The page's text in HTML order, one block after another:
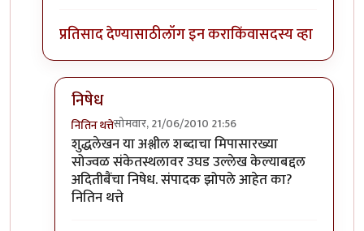
प्रतिसाद देण्यासाठीलॉग इन कराकिंवासदस्य व्हा
निषेध
नितिन थत्तेसोमवार, 21/06/2010 21:56
In reply toशुद्धलेखनby३_१४ विक्षिप्त अदिती
शुद्धलेखन या अश्लील शब्दाचा मिपासारख्या
सोज्वळ संकेतस्थलावर उघड उल्लेख केल्याबद्दल
अदितीबैंचा निषेध. संपादक झोपले आहेत का?
नितिन थत्ते